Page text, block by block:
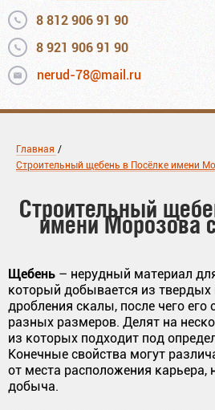
8 812 906 91 90
8 921 906 91 90
nerud-78@mail.ru
Главная /
Строительный щебень в Посёлке имени
Строительный
имени Морозова
Щебень – нерудный материал
который добывается из твердых
дробления скалы, после чего
разных размеров. Делят на
из которых подходит под
Конечные свойства могут
от места расположения карьера,
добыча.